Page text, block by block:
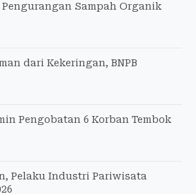
Sampah Organik
dari Kekeringan, BNPB
Pengobatan 6 Korban Tembok
Pelaku Industri Pariwisata